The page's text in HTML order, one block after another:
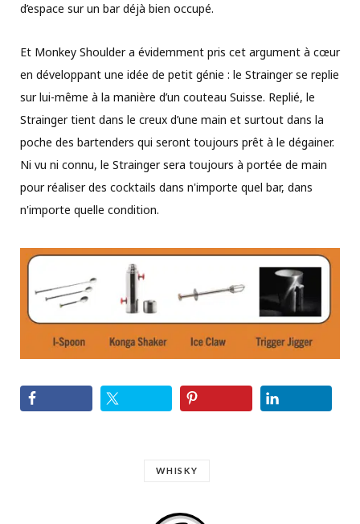
d’espace sur un bar déjà bien occupé.
Et Monkey Shoulder a évidemment pris cet argument à cœur
en développant une idée de petit génie : le Strainger se replie
sur lui-même à la manière d’un couteau Suisse. Replié, le
Strainger tient dans le creux d’une main et surtout dans la
poche des bartenders qui seront toujours prêt à le dégainer.
Ni vu ni connu, le Strainger sera toujours à portée de main
pour réaliser des cocktails dans n'importe quel bar, dans
n'importe quelle condition.
WHISKY